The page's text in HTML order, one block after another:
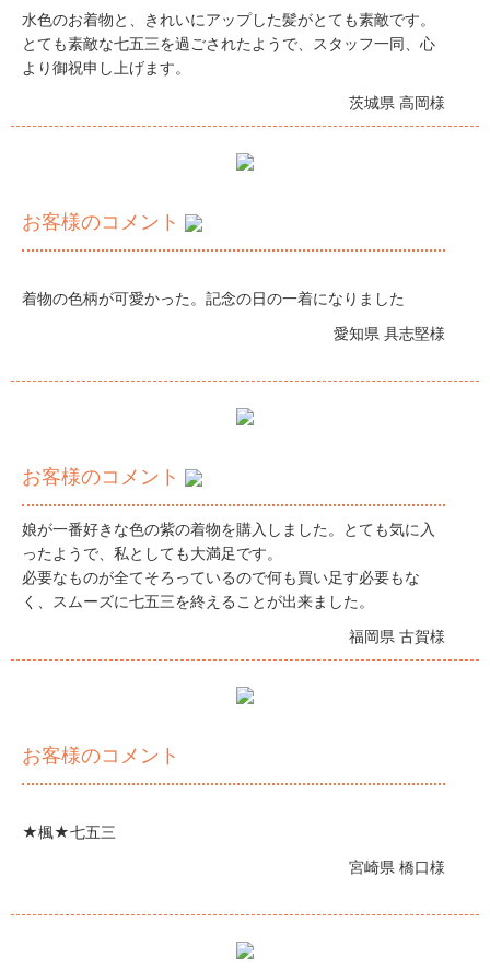
水色のお着物と、きれいにアップした髪がとても素敵です。
とても素敵な七五三を過ごされたようで、スタッフ一同、心
より御祝申し上げます。
茨城県 高岡様
お客様のコメント
着物の色柄が可愛かった。記念の日の一着になりました
愛知県 具志堅様
お客様のコメント
娘が一番好きな色の紫の着物を購入しました。とても気に入
ったようで、私としても大満足です。
必要なものが全てそろっているので何も買い足す必要もな
く、スムーズに七五三を終えることが出来ました。
福岡県 古賀様
お客様のコメント
★楓★七五三
宮崎県 橋口様